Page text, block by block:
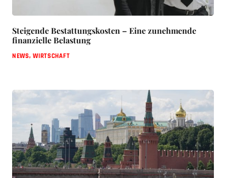
Steigende Bestattungskosten – Eine zunehmende
finanzielle Belastung
NEWS,WIRTSCHAFT